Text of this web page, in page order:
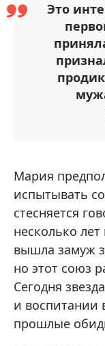
Это
Мария
испытывать
стесняется
несколько
вышла замуж
но этот союз
Сегодня
и воспитании
прошлые